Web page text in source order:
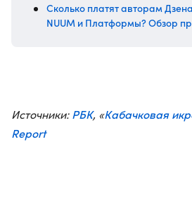
Сколько платят авторам
NUUM и Платформы? Обзор
Источники:РБК, «Кабачковая
Report